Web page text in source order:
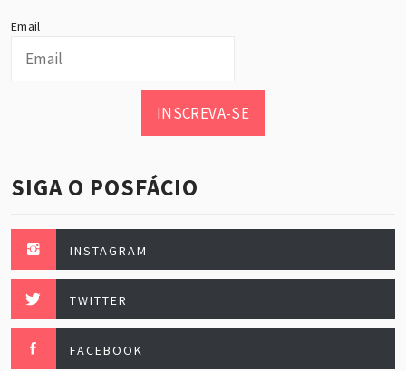
Email
INSCREVA-SE
SIGA O POSFÁCIO
INSTAGRAM
TWITTER
FACEBOOK